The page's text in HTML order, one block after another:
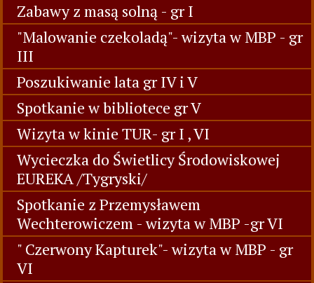
Zabawy z masą solną - gr I
"Malowanie czekoladą"- wizyta w MBP - gr
III
Poszukiwanie lata gr IV i V
Spotkanie w bibliotece gr V
Wizyta w kinie TUR- gr I , VI
Wycieczka do Świetlicy Środowiskowej
EUREKA /Tygryski/
Spotkanie z Przemysławem
Wechterowiczem - wizyta w MBP -gr VI
" Czerwony Kapturek"- wizyta w MBP - gr
VI